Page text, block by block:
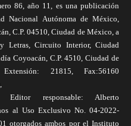
86, año 11, es una publicación
Nacional Autónoma de México,
C.P. 04510, Ciudad de México, a
Letras, Circuito Interior, Ciudad
Coyoacán, C.P. 4510, Ciudad de
21815, Fax:56160
Editor responsable: Alberto
al Uso Exclusivo No. 04-2022-
otorgados ambos por el Instituto